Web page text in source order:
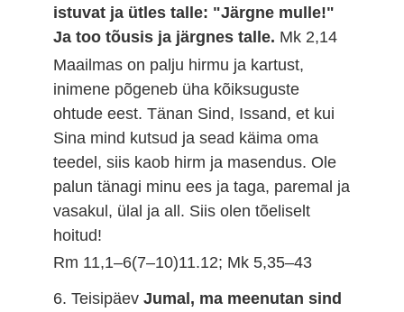
istuvat ja ütles talle: "Järgne mulle!"
Ja too tõusis ja järgnes talle. Mk 2,14
Maailmas on palju hirmu ja kartust,
inimene põgeneb üha kõiksuguste
ohtude eest. Tänan Sind, Issand, et kui
Sina mind kutsud ja sead käima oma
teedel, siis kaob hirm ja masendus. Ole
palun tänagi minu ees ja taga, paremal ja
vasakul, ülal ja all. Siis olen tõeliselt
hoitud!
Rm 11,1–6(7–10)11.12; Mk 5,35–43
6. TeisipäevJumal, ma meenutan sind